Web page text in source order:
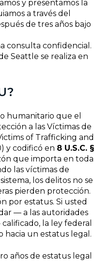
y presentamos la
a través del
de tres años bajo
consulta confidencial.
Seattle se realiza en
humanitario que el
a las Víctimas de
of Trafficking and
y codificó en 8 U.S.C. §
que importa en toda
las víctimas de
los delitos no se
pierden protección.
por estatus. Si usted
— a las autoridades
la ley federal
un estatus legal.
años de estatus legal